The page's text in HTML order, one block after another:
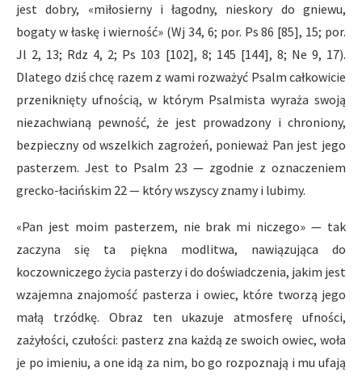
jest dobry, «miłosierny i łagodny, nieskory do gniewu,
bogaty w łaskę i wierność» (Wj 34, 6; por. Ps 86 [85], 15; por.
Jl 2, 13; Rdz 4, 2; Ps 103 [102], 8; 145 [144], 8; Ne 9, 17).
Dlatego dziś chcę razem z wami rozważyć Psalm całkowicie
przeniknięty ufnością, w którym Psalmista wyraża swoją
niezachwianą pewność, że jest prowadzony i chroniony,
bezpieczny od wszelkich zagrożeń, ponieważ Pan jest jego
pasterzem. Jest to Psalm 23 — zgodnie z oznaczeniem
grecko-łacińskim 22 — który wszyscy znamy i lubimy.
«Pan jest moim pasterzem, nie brak mi niczego» — tak
zaczyna się ta piękna modlitwa, nawiązująca do
koczowniczego życia pasterzy i do doświadczenia, jakim jest
wzajemna znajomość pasterza i owiec, które tworzą jego
małą trzódkę. Obraz ten ukazuje atmosferę ufności,
zażyłości, czułości: pasterz zna każdą ze swoich owiec, woła
je po imieniu, a one idą za nim, bo go rozpoznają i mu ufają